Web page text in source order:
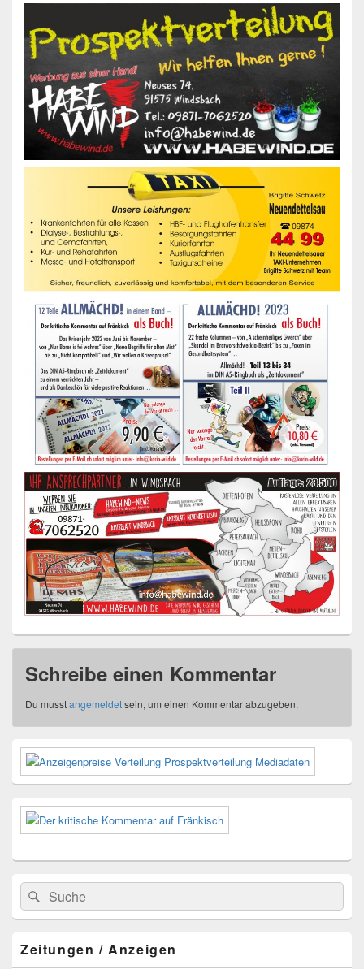
Schreibe einen Kommentar
Du musstangemeldetsein, um einen Kommentar abzugeben.
Primärer
Seitenleisten-
Widgetbereich
Suchen
nach:
Suchen
Zeitungen / Anzeigen